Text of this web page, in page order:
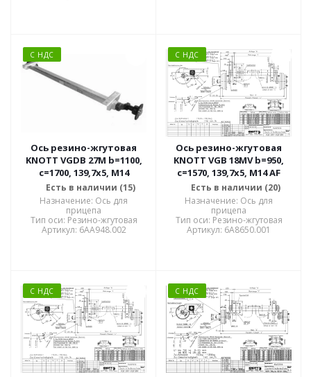
С НДС
Ось резино-жгутовая
KNOTT VGDB 27M b=1100,
c=1700, 139,7x5, M14
Есть в наличии (15)
Назначение: Ось для
прицепа
Тип оси: Резино-жгутовая
Артикул: 6AA948.002
С НДС
Ось резино-жгутовая
KNOTT VGB 18MV b=950,
c=1570, 139,7x5, M14 AF
Есть в наличии (20)
Назначение: Ось для
прицепа
Тип оси: Резино-жгутовая
Артикул: 6A8650.001
С НДС С НДС